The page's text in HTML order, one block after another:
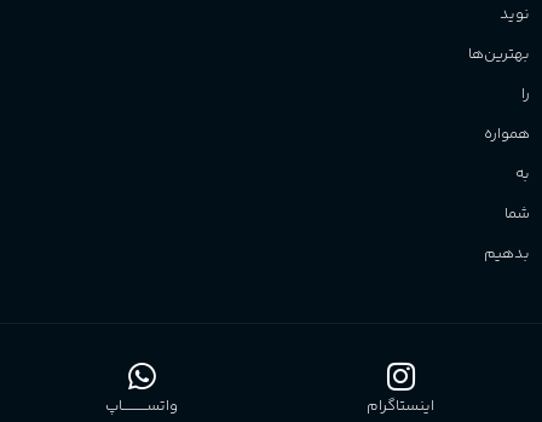
نوید
بهترین‌ها
را
همواره
به
شما
بدهیم
اینستاگرام واتســــــــــاپ